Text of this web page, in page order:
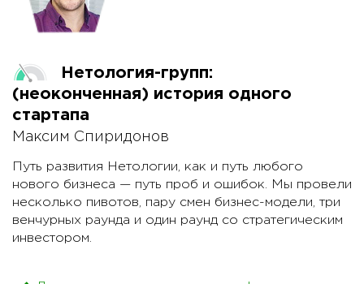
Нетология-групп:
(неоконченная) история одного
стартапа
Максим Спиридонов
Путь развития Нетологии, как и путь любого
нового бизнеса — путь проб и ошибок. Мы провели
несколько пивотов, пару смен бизнес-модели, три
венчурных раунда и один раунд со стратегическим
инвестором.